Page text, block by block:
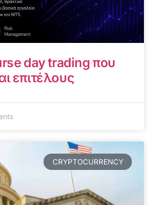
day trading που
επιτέλους
CRYPTOCURRENCY